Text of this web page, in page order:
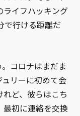
ライフハッキング
で行ける距離だ
コロナはまだま
リーに初めて会
ど、彼らはこち
最初に連絡を交換